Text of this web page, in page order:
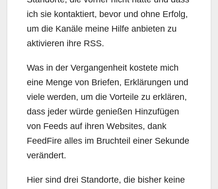
ich sie kontaktiert, bevor und ohne Erfolg,
um die Kanäle meine Hilfe anbieten zu
aktivieren ihre RSS.
Was in der Vergangenheit kostete mich
eine Menge von Briefen, Erklärungen und
viele werden, um die Vorteile zu erklären,
dass jeder würde genießen Hinzufügen
von Feeds auf ihren Websites, dank
FeedFire alles im Bruchteil einer Sekunde
verändert.
Hier sind drei Standorte, die bisher keine